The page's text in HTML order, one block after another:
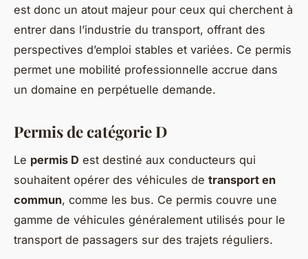
est donc un atout majeur pour ceux qui cherchent à
entrer dans l’industrie du transport, offrant des
perspectives d’emploi stables et variées. Ce permis
permet une mobilité professionnelle accrue dans
un domaine en perpétuelle demande.
Permis de catégorie D
Le permis D est destiné aux conducteurs qui
souhaitent opérer des véhicules de transport en
commun, comme les bus. Ce permis couvre une
gamme de véhicules généralement utilisés pour le
transport de passagers sur des trajets réguliers.